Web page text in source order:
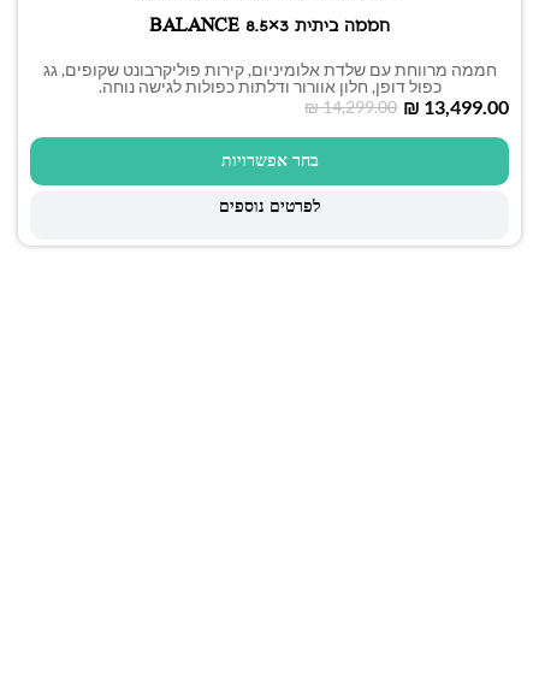
חממה ביתית 3×8.5 BALANCE
חממה מרווחת עם שלדת אלומיניום, קירות פוליקרבונט שקופים, גג
כפול דופן, חלון אוורור ודלתות כפולות לגישה נוחה.
₪14,299.00 ₪ 13,499.00
בחר אפשרויות
לפרטים נוספים